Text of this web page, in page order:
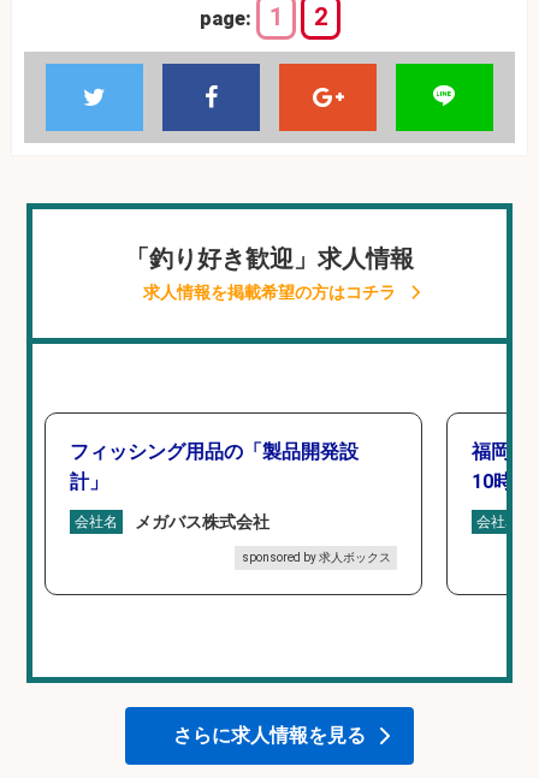
page: 1 2
「釣り好き歓迎」求人情報
求人情報を掲載希望の方はコチラ
フィッシング用品の「製品開発設
計」
会社名 メガバス株式会社
sponsored by 求人ボックス
福岡「
10時間
会社名
さらに求人情報を見る